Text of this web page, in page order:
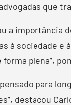
que
a importância
à sociedade e
plena”,
para
destacou